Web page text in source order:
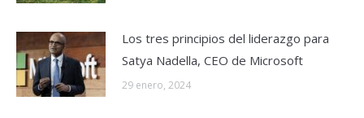
Los tres principios del liderazgo para
Satya Nadella, CEO de Microsoft
29 enero, 2024